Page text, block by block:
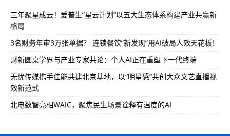
三年聚星成云！爱普生“星云计划”以五大生态体系构建产业共赢新
格局
3名财务年审3万张单据？ 连锁餐饮“新发现”用AI破局人效天花板！
财新圆桌学界与产业专家共论：个人AI正在重塑下一代终端
无忧传媒携手佳能共建北京基地，以“明星感”共创大众文艺直播视
效新范式
北电数智亮相WAIC，聚焦民生场景诠释有温度的AI